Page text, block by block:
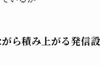
ら積み上がる発信